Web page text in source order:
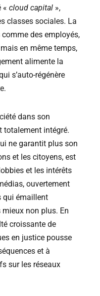
« cloud capital »,
classes sociales. La
des employés,
en même temps,
alimente la
s’auto-régénère
dans son
totalement intégré.
ne garantit plus son
et les citoyens, est
et les intérêts
ouvertement
qui émaillent
mieux non plus. En
croissante de
en justice pousse
et à
sur les réseaux